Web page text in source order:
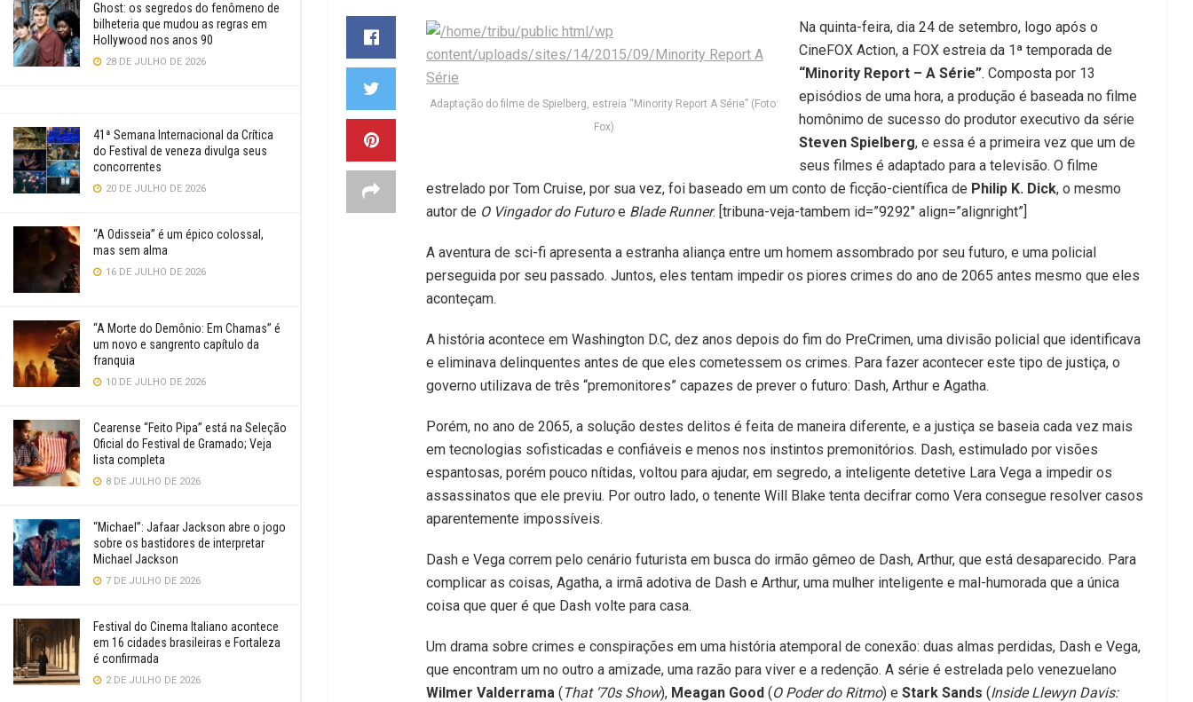
Ghost: os segredos do fenômeno de
bilheteria que mudou as regras em
Hollywood nos anos 90
28 DE JULHO DE 2026
41ª Semana Internacional da Crítica
do Festival de veneza divulga seus
concorrentes
20 DE JULHO DE 2026
“A Odisseia” é um épico colossal,
mas sem alma
16 DE JULHO DE 2026
“A Morte do Demônio: Em Chamas” é
um novo e sangrento capítulo da
franquia
10 DE JULHO DE 2026
Cearense “Feito Pipa” está na Seleção
Oficial do Festival de Gramado; Veja
lista completa
8 DE JULHO DE 2026
“Michael”: Jafaar Jackson abre o jogo
sobre os bastidores de interpretar
Michael Jackson
7 DE JULHO DE 2026
Festival do Cinema Italiano acontece
em 16 cidades brasileiras e Fortaleza
é confirmada
2 DE JULHO DE 2026
Adaptação do filme de Spielberg, estreia “Minority Report A Série” (Foto:
Fox)
Na quinta-feira, dia 24 de setembro, logo após o
CineFOX Action, a FOX estreia da 1ª temporada de
“Minority Report – A Série”. Composta por 13
episódios de uma hora, a produção é baseada no filme
homônimo de sucesso do produtor executivo da série
Steven Spielberg, e essa é a primeira vez que um de
seus filmes é adaptado para a televisão. O filme
estrelado por Tom Cruise, por sua vez, foi baseado em um conto de ficção-científica de Philip K. Dick, o mesmo
autor de O Vingador do Futuroe Blade Runner. [tribuna-veja-tambem id=”9292″ align=”alignright”]
A aventura de sci-fi apresenta a estranha aliança entre um homem assombrado por seu futuro, e uma policial
perseguida por seu passado. Juntos, eles tentam impedir os piores crimes do ano de 2065 antes mesmo que eles
aconteçam.
A história acontece em Washington D.C, dez anos depois do fim do PreCrimen, uma divisão policial que identificava
e eliminava delinquentes antes de que eles cometessem os crimes. Para fazer acontecer este tipo de justiça, o
governo utilizava de três “premonitores” capazes de prever o futuro: Dash, Arthur e Agatha.
Porém, no ano de 2065, a solução destes delitos é feita de maneira diferente, e a justiça se baseia cada vez mais
em tecnologias sofisticadas e confiáveis e menos nos instintos premonitórios. Dash, estimulado por visões
espantosas, porém pouco nítidas, voltou para ajudar, em segredo, a inteligente detetive Lara Vega a impedir os
assassinatos que ele previu. Por outro lado, o tenente Will Blake tenta decifrar como Vera consegue resolver casos
aparentemente impossíveis.
Dash e Vega correm pelo cenário futurista em busca do irmão gêmeo de Dash, Arthur, que está desaparecido. Para
complicar as coisas, Agatha, a irmã adotiva de Dash e Arthur, uma mulher inteligente e mal-humorada que a única
coisa que quer é que Dash volte para casa.
Um drama sobre crimes e conspirações em uma história atemporal de conexão: duas almas perdidas, Dash e Vega,
que encontram um no outro a amizade, uma razão para viver e a redenção. A série é estrelada pelo venezuelano
Wilmer Valderrama (That ’70s Show), Meagan Good (O Poder do Ritmo) e Stark Sands (Inside Llewyn Davis: